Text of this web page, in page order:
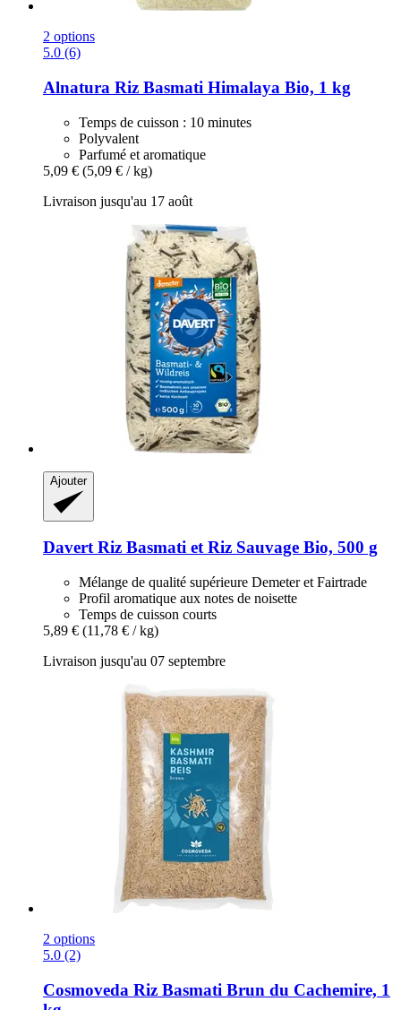
2 options
5.0 (6)
Alnatura Riz Basmati Himalaya Bio, 1 kg
Temps de cuisson : 10 minutes
Polyvalent
Parfumé et aromatique
5,09 € (5,09 € / kg)
Livraison jusqu'au 17 août
Ajouter
DavertRiz Basmati et Riz Sauvage Bio, 500 g
Mélange de qualité supérieure Demeter et Fairtrade
Profil aromatique aux notes de noisette
Temps de cuisson courts
5,89 € (11,78 € / kg)
Livraison jusqu'au 07 septembre
2 options
5.0 (2)
Cosmoveda Riz Basmati Brun du Cachemire, 1